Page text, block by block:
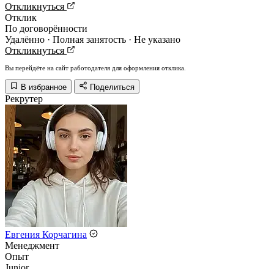
Откликнуться
Отклик
По договорённости
Удалённо · Полная занятость · Не указано
Откликнуться
Вы перейдёте на сайт работодателя для оформления отклика.
В избранное Поделиться
Рекрутер
Евгения Корчагина
Менеджмент
Опыт